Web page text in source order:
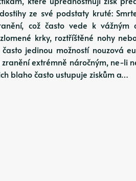
ze své podstaty kruté:
což často vede k
krky, roztříštěné nohy
jedinou možností nouzová
extrémně náročným, ne-li
blaho často ustupuje ziskům a…